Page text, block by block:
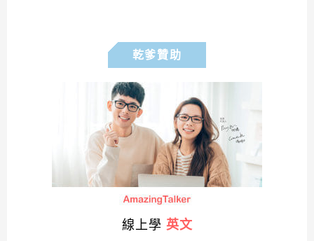
乾爹贊助
線上學 英文